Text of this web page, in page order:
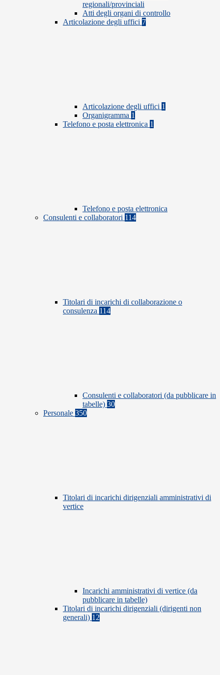
regionali/provinciali
Atti degli organi di controllo
Articolazione degli uffici 7
Articolazione degli uffici 1
Organigramma 1
Telefono e posta elettronica 1
Telefono e posta elettronica
Consulenti e collaboratori 114
Titolari di incarichi di collaborazione o
consulenza 114
Consulenti e collaboratori (da pubblicare in
tabelle) 30
Personale 350
Titolari di incarichi dirigenziali amministrativi di
vertice
Incarichi amministrativi di vertice (da
pubblicare in tabelle)
Titolari di incarichi dirigenziali (dirigenti non
generali) 12